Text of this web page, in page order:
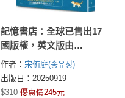
記憶書店：全球已售出17
國版權，英文版由
HarperCollins集團重金搶
下！引領韓系療癒小說顛
峰之作！
作者： 宋侑庭(송유정)
出版日：20250919
$310 優惠價245元